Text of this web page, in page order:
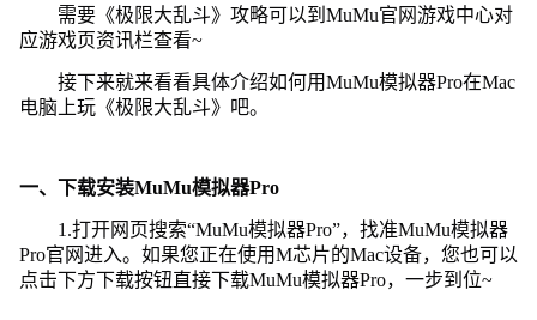
需要《极限大乱斗》攻略可以到MuMu官网游戏中心对
应游戏页资讯栏查看~
接下来就来看看具体介绍如何用MuMu模拟器Pro在Mac
电脑上玩《极限大乱斗》吧。
一、下载安装MuMu模拟器Pro
1.打开网页搜索“MuMu模拟器Pro”，找准MuMu模拟器
Pro官网进入。如果您正在使用M芯片的Mac设备，您也可以
点击下方下载按钮直接下载MuMu模拟器Pro，一步到位~